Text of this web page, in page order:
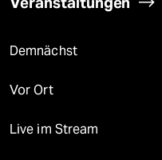
Demnächst
Vor Ort
Live im Stream